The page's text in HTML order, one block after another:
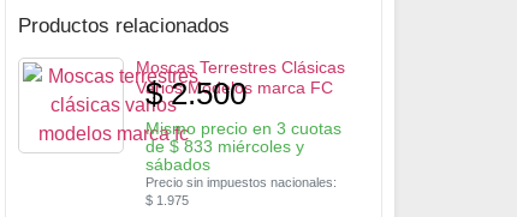
Productos relacionados
Moscas Terrestres Clásicas
Varios Modelos marca FC
$2.500
Mismo precio en 3 cuotas
de$833 miércoles y
sábados
Precio sin impuestos nacionales:
$1.975